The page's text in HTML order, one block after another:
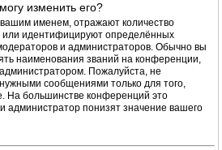
изменить его?
именем, отражают количество
идентифицируют определённых
и администраторов. Обычно вы
наименования званий на конференции,
Пожалуйста, не
сообщениями только для того,
На большинстве конференций это
администратор понизят значение вашего